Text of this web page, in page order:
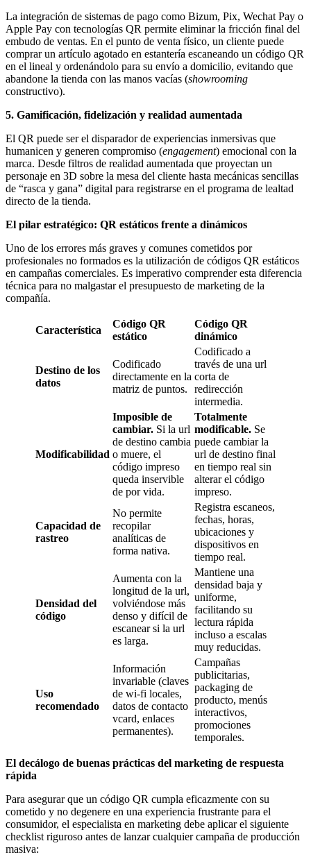
La integración de sistemas de pago como Bizum, Pix, Wechat Pay o
Apple Pay con tecnologías QR permite eliminar la fricción final del
embudo de ventas. En el punto de venta físico, un cliente puede
comprar un artículo agotado en estantería escaneando un código QR
en el lineal y ordenándolo para su envío a domicilio, evitando que
abandone la tienda con las manos vacías (showrooming
constructivo).
5. Gamificación, fidelización y realidad aumentada
El QR puede ser el disparador de experiencias inmersivas que
humanicen y generen compromiso (engagement) emocional con la
marca. Desde filtros de realidad aumentada que proyectan un
personaje en 3D sobre la mesa del cliente hasta mecánicas sencillas
de “rasca y gana” digital para registrarse en el programa de lealtad
directo de la tienda.
El pilar estratégico: QR estáticos frente a dinámicos
Uno de los errores más graves y comunes cometidos por
profesionales no formados es la utilización de códigos QR estáticos
en campañas comerciales. Es imperativo comprender esta diferencia
técnica para no malgastar el presupuesto de marketing de la
compañía.
Característica
Código QR
estático
Código QR
dinámico
Destino de los
datos
Codificado
directamente en la
matriz de puntos.
Codificado a
través de una url
corta de
redirección
intermedia.
Modificabilidad
Imposible de
cambiar. Si la url
de destino cambia
o muere, el
código impreso
queda inservible
de por vida.
Totalmente
modificable. Se
puede cambiar la
url de destino final
en tiempo real sin
alterar el código
impreso.
Capacidad de
rastreo
No permite
recopilar
analíticas de
forma nativa.
Registra escaneos,
fechas, horas,
ubicaciones y
dispositivos en
tiempo real.
Densidad del
código
Aumenta con la
longitud de la url,
volviéndose más
denso y difícil de
escanear si la url
es larga.
Mantiene una
densidad baja y
uniforme,
facilitando su
lectura rápida
incluso a escalas
muy reducidas.
Uso
recomendado
Información
invariable (claves
de wi-fi locales,
datos de contacto
vcard, enlaces
permanentes).
Campañas
publicitarias,
packaging de
producto, menús
interactivos,
promociones
temporales.
El decálogo de buenas prácticas del marketing de respuesta
rápida
Para asegurar que un código QR cumpla eficazmente con su
cometido y no degenere en una experiencia frustrante para el
consumidor, el especialista en marketing debe aplicar el siguiente
checklist riguroso antes de lanzar cualquier campaña de producción
masiva: